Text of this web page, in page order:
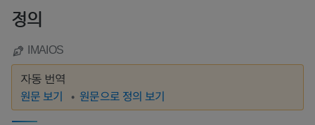
정의
IMAIOS
자동 번역
원문 보기 원문으로 정의 보기